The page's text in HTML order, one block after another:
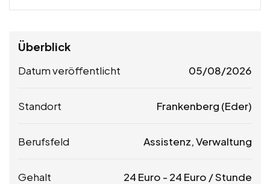
Überblick
Datum veröffentlicht 05/08/2026
Standort Frankenberg (Eder)
Berufsfeld Assistenz, Verwaltung
Gehalt 24 Euro - 24 Euro / Stunde